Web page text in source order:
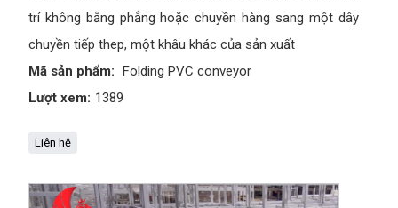
trí không bằng phẳng hoặc chuyền hàng sang một dây
chuyền tiếp thep, một khâu khác của sản xuất
Mã sản phẩm: Folding PVC conveyor
Lượt xem: 1389
Liên hệ